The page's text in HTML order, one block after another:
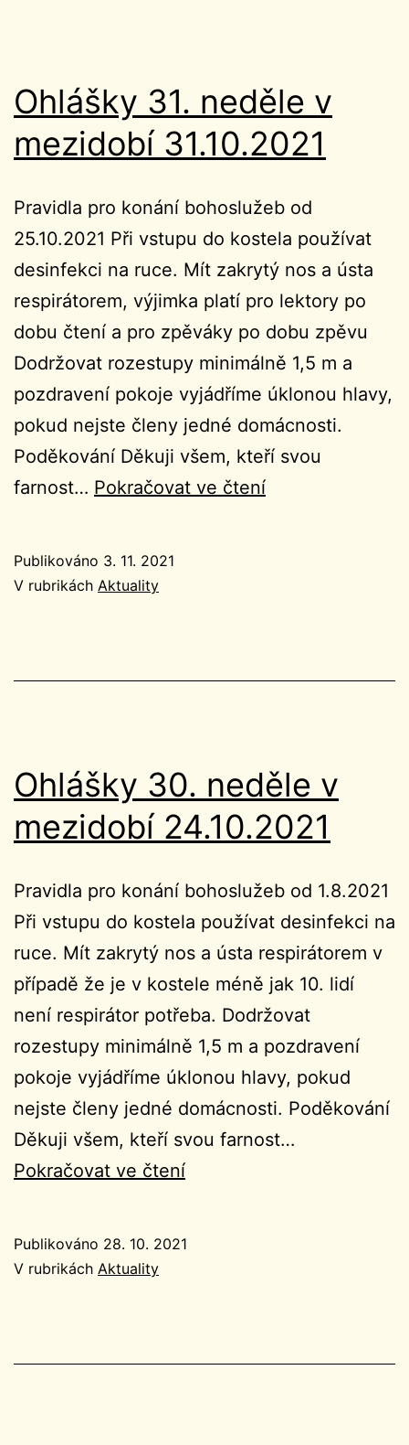
Ohlášky 31. neděle v
mezidobí 31.10.2021
Pravidla pro konání bohoslužeb od
25.10.2021 Při vstupu do kostela používat
desinfekci na ruce. Mít zakrytý nos a ústa
respirátorem, výjimka platí pro lektory po
dobu čtení a pro zpěváky po dobu zpěvu
Dodržovat rozestupy minimálně 1,5 m a
pozdravení pokoje vyjádříme úklonou hlavy,
pokud nejste členy jedné domácnosti.
Poděkování Děkuji všem, kteří svou
farnost… Pokračovat ve čteníOhlášky
Publikováno 3. 11. 2021
V rubrikách Aktuality
Ohlášky 30. neděle v
mezidobí 24.10.2021
Pravidla pro konání bohoslužeb od 1.8.2021
Při vstupu do kostela používat desinfekci na
ruce. Mít zakrytý nos a ústa respirátorem v
případě že je v kostele méně jak 10. lidí
není respirátor potřeba. Dodržovat
rozestupy minimálně 1,5 m a pozdravení
pokoje vyjádříme úklonou hlavy, pokud
nejste členy jedné domácnosti. Poděkování
Děkuji všem, kteří svou farnost…
Pokračovat ve čteníOhlášky
Publikováno 28. 10. 2021
V rubrikách Aktuality